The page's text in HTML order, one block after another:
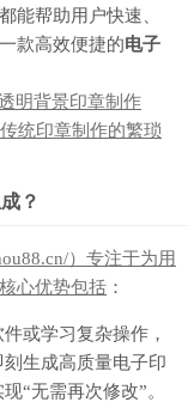
能帮助用户快速、
款高效便捷的电子
明背景印章制作
统印章制作的繁琐
？
）专注于为用
心优势包括 ：
或学习复杂操作，
生成高质量电子印
“无需再次修改”。